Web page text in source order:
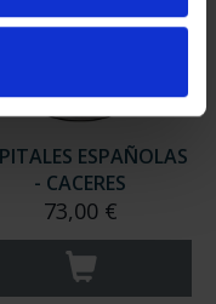
ESPAÑOLAS
- CACERES
73,00 €